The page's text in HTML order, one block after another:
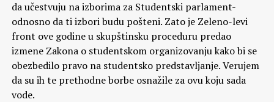
da učestvuju na izborima za Studentski parlament-
odnosno da ti izbori budu pošteni. Zato je Zeleno-levi
front ove godine u skupštinsku proceduru predao
izmene Zakona o studentskom organizovanju kako bi se
obezbedilo pravo na studentsko predstavljanje. Verujem
da su ih te prethodne borbe osnažile za ovu koju sada
vode.